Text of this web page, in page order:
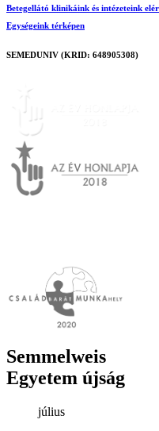
Betegellátó klinikáink és intézeteink
Egységeink térképen
SEMEDUNIV (KRID: 648905308)
Semmelweis
Egyetem újság
július